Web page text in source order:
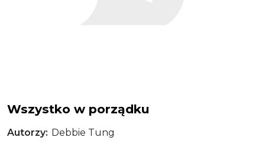
Wszystko w porządku
Autorzy Debbie Tung